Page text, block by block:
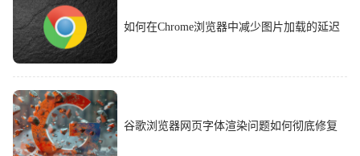
如何在Chrome浏览器中减少图片加载的延迟
谷歌浏览器网页字体渲染问题如何彻底修复